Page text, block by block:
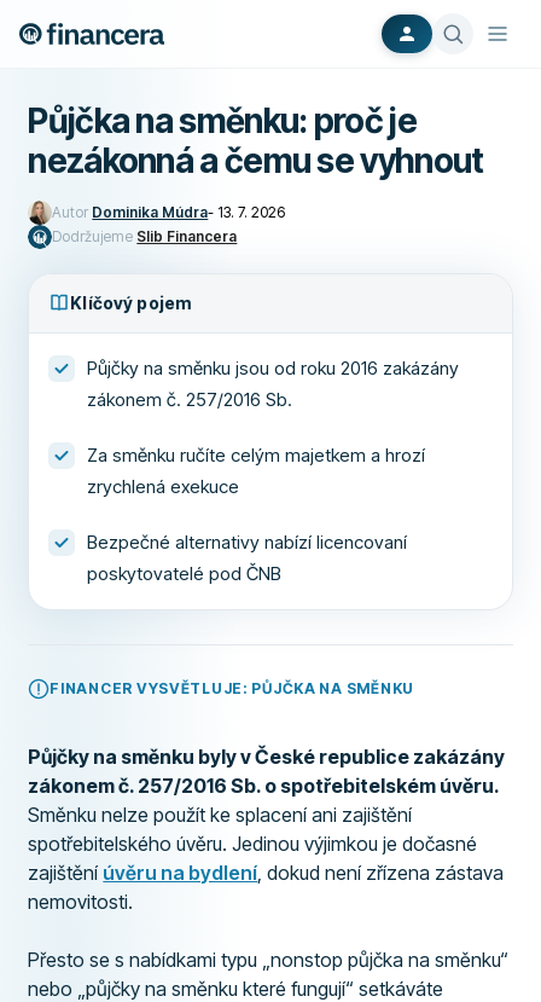
Půjčka na směnku: proč je
nezákonná a čemu se vyhnout
Autor Dominika Múdra- 13. 7. 2026
Dodržujeme Slib Financera
Klíčový pojem
Půjčky na směnku jsou od roku 2016 zakázány
zákonem č. 257/2016 Sb.
Za směnku ručíte celým majetkem a hrozí
zrychlená exekuce
Bezpečné alternativy nabízí licencovaní
poskytovatelé pod ČNB
FINANCER VYSVĚTLUJE: PŮJČKA NA SMĚNKU
Půjčky na směnku byly v České republice zakázány
zákonem č. 257/2016 Sb. o spotřebitelském úvěru.
Směnku nelze použít ke splacení ani zajištění
spotřebitelského úvěru. Jedinou výjimkou je dočasné
zajištění úvěru na bydlení, dokud není zřízena zástava
nemovitosti.
Přesto se s nabídkami typu „nonstop půjčka na směnku“
nebo „půjčky na směnku které fungují“ setkáváte